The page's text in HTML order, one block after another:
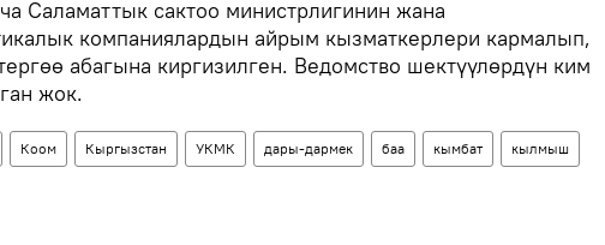
Саламаттык сактоо министрлигинин жана
компаниялардын айрым кызматкерлери кармалып,
абагына киргизилген. Ведомство шектүүлөрдүн ким
жок.
Коом Кыргызстан УКМК дары-дармек баа кымбат кылмыш